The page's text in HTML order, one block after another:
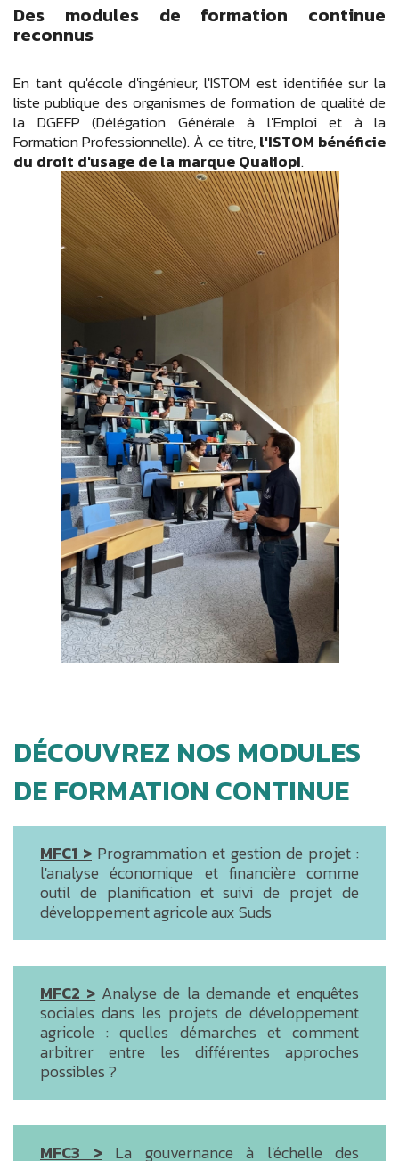
Des modules de formation continue
reconnus
En tant qu'école d'ingénieur, l'ISTOM est identifiée sur la
liste publique des organismes de formation de qualité de
la DGEFP (Délégation Générale à l'Emploi et à la
Formation Professionnelle). À ce titre,l'ISTOM bénéficie
du droit d'usage de la marque Qualiopi.
DÉCOUVREZ NOS MODULES
DE FORMATION CONTINUE
MFC1 > Programmation et gestion de projet :
l'analyse économique et financière comme
outil de planification et suivi de projet de
développement agricole aux Suds
MFC2 > Analyse de la demande et enquêtes
sociales dans les projets de développement
agricole : quelles démarches et comment
arbitrer entre les différentes approches
possibles ?
MFC3 > La gouvernance à l'échelle des